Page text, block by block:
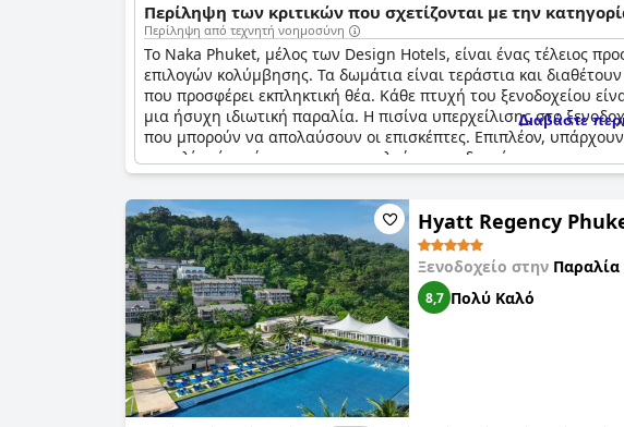
Περίληψη των κριτικών που σχετίζονται με την
Περίληψη από τεχνητή νοημοσύνη
Το Naka Phuket, μέλος των Design Hotels, είναι ένας τέλειος
επιλογών κολύμβησης. Τα δωμάτια είναι τεράστια και διαθέτουν
που προσφέρει εκπληκτική θέα. Κάθε πτυχή του ξενοδοχείου
μια ήσυχη ιδιωτική παραλία. Η πισίνα υπερχείλισης στο
που μπορούν να απολαύσουν οι επισκέπτες. Επιπλέον, υπάρχουν
παραλία είναι όμορφο και προσελκύει το ενδιαφέρον των
είναι φτηνές και ότι ορισμένες πισίνες χρειάζονται
εξαιρετική και καλά συντηρημένη πισίνα γύρου. Εκτός από την
μπορούν να χαλαρώσουν στην ιδιωτική παραλία ή να
υπηρεσίες του, όπως το κέντρο παιδικών παιχνιδιών και το
αναφέρθηκε η έλλειψη προσωπικού και προσοχής και η
ήταν εξαιρετικές, προσφέροντας απεριόριστη απόλαυση και
Διαβάστε
Hyatt Regency
Ξενοδοχείο στην
8,7 Πολύ Καλό